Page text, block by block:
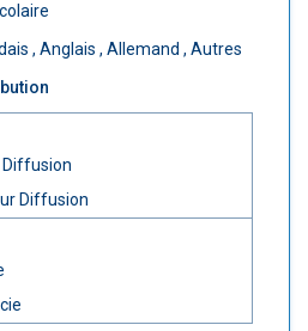
, Anglais , Allemand , Autres
Diffusion